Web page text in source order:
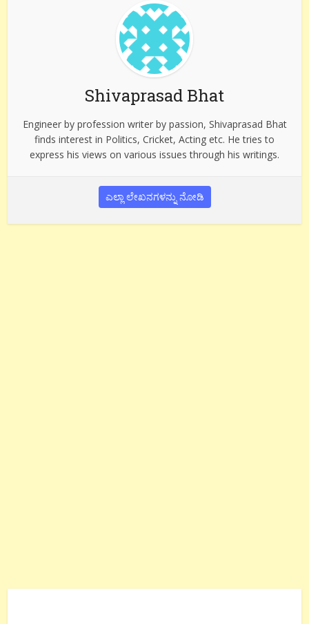
Shivaprasad Bhat
Engineer by profession writer by passion, Shivaprasad Bhat
finds interest in Politics, Cricket, Acting etc. He tries to
express his views on various issues through his writings.
ಎಲ್ಲಾ ಲೇಖನಗಳನ್ನು ನೋಡಿ